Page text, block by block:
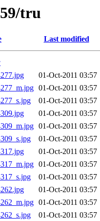
tru
Last modified
01-Oct-2011 03:57
01-Oct-2011 03:57
01-Oct-2011 03:57
01-Oct-2011 03:57
01-Oct-2011 03:57
01-Oct-2011 03:57
01-Oct-2011 03:57
01-Oct-2011 03:57
01-Oct-2011 03:57
01-Oct-2011 03:57
01-Oct-2011 03:57
01-Oct-2011 03:57